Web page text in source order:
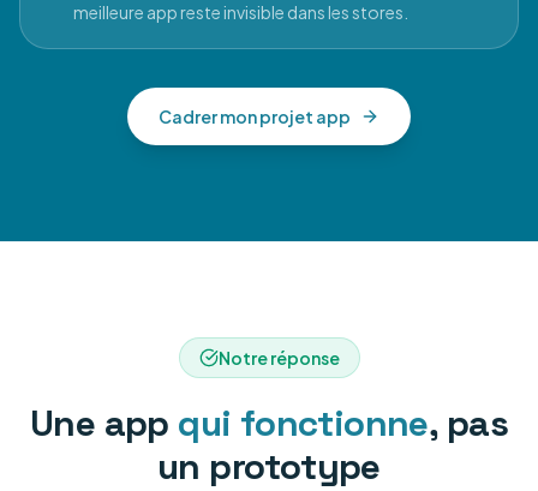
meilleure app reste invisible dans les stores.
Cadrer mon projet app
Notre réponse
Une app qui fonctionne, pas
un prototype